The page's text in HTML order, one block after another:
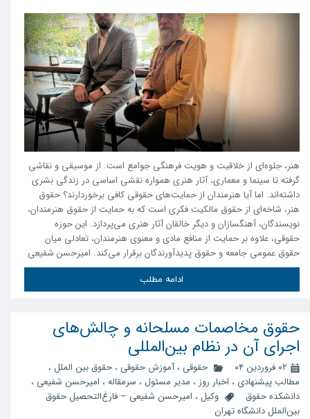
هنر، جلوه‌ای از خلاقیت و هویت فرهنگی جوامع است. از موسیقی و نقاشی
گرفته تا سینما و معماری، آثار هنری همواره نقشی اساسی در زندگی بشری
داشته‌اند. اما آیا هنرمندان از حمایت‌های حقوقی کافی برخوردارند؟ حقوق
هنر، شاخه‌ای از حقوق مالکیت فکری است که به حمایت از حقوق هنرمندان،
نویسندگان، آهنگسازان و دیگر خالقان آثار هنری می‌پردازد. این حوزه
حقوقی، علاوه بر حمایت از منافع مادی و معنوی هنرمندان، تعادلی میان
حقوق عمومی جامعه و حقوق پدیدآورندگان برقرار می‌کند. امیرحسن شفیعی
ادامه مطلب
حقوق مخاصمات مسلحانه و چالش‌های
اجرای آن در نظام بین‌المللی
۰۲ فروردین ۰۴ حقوقی ،آموزش حقوقی ، حقوق بین الملل ،
مطالب پیشنهادی ، اخبار روز ، مدیر مسئول ، سرمقاله ، امیرحسن شفیعی ،
دانشکده حقوق
وکیل ، امیرحسن شفیعی – فارغ‌التحصیل حقوق
بین‌الملل دانشگاه تهران